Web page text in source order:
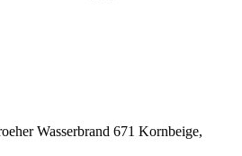
Wasserbrand 671 Kornbeige,